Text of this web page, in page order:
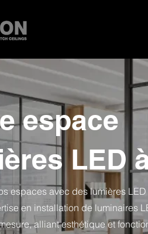
espace
LED
espaces avec des lumières LED
en installation de luminaires
alliant esthétique et